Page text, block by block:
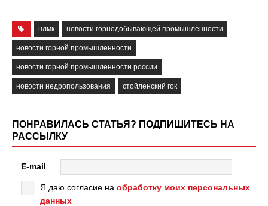
нлмк новости горнодобывающей промышленности
новости горной промышленности
новости горной промышленности россии
новости недропользования стойленский гок
ПОНРАВИЛАСЬ СТАТЬЯ? ПОДПИШИТЕСЬ НА
РАССЫЛКУ
E-mail
Я даю согласие на обработку моих персональных
данных